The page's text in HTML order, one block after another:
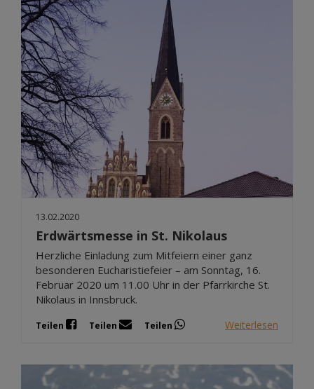
13.02.2020
Erdwärtsmesse in St. Nikolaus
Herzliche Einladung zum Mitfeiern einer ganz
besonderen Eucharistiefeier – am Sonntag, 16.
Februar 2020 um 11.00 Uhr in der Pfarrkirche St.
Nikolaus in Innsbruck.
Teilen Teilen Teilen Weiterlesen